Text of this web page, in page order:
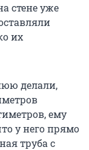
стене уже
их
делали,
ему
у него прямо
труба с